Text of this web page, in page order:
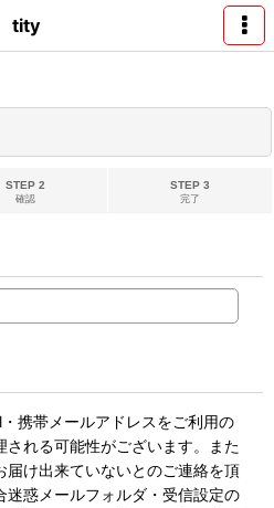
tity
STEP 2
確認
STEP 3
完了
携帯メールアドレスをご利用の
れる可能性がございます。また
届け出来ていないとのご連絡を頂
迷惑メールフォルダ・受信設定の